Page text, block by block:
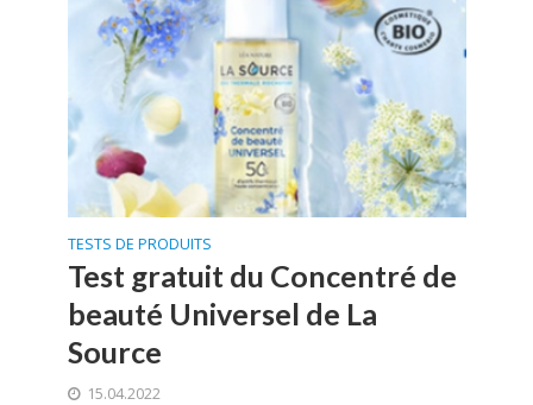
TESTS DE PRODUITS
Test gratuit du Concentré de
beauté Universel de La
Source
15.04.2022